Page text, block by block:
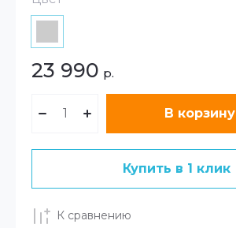
23 990 р.
В корзину
Купить в 1 клик
К сравнению